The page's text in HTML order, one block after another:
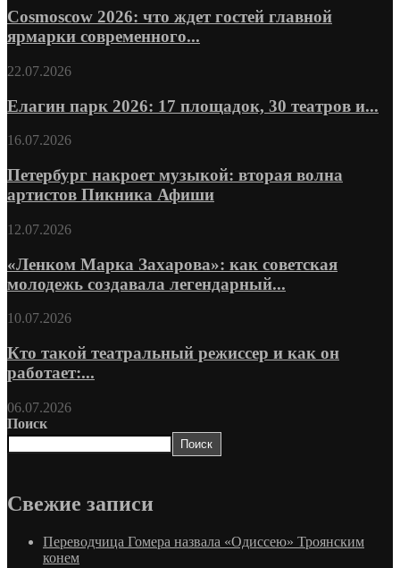
Cosmoscow 2026: что ждет гостей главной
ярмарки современного...
22.07.2026
Елагин парк 2026: 17 площадок, 30 театров и...
16.07.2026
Петербург накроет музыкой: вторая волна
артистов Пикника Афиши
12.07.2026
«Ленком Марка Захарова»: как советская
молодежь создавала легендарный...
10.07.2026
Кто такой театральный режиссер и как он
работает:...
06.07.2026
Поиск
Поиск
Свежие записи
Переводчица Гомера назвала «Одиссею» Троянским
конем